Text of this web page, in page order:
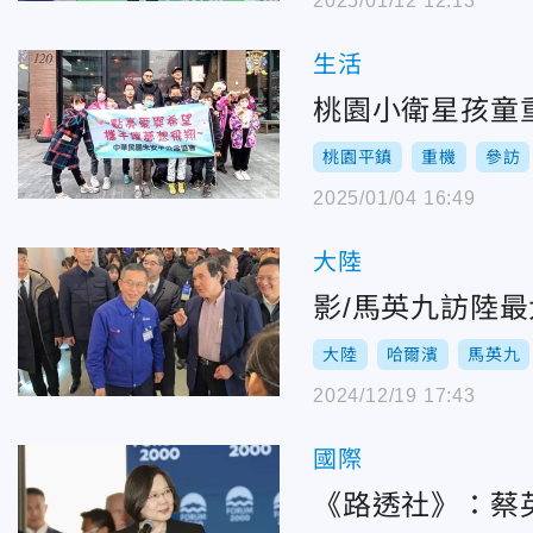
生活
桃園小衛星孩
桃園平鎮 重機 參訪
2025/01/04 16:49
大陸
影/馬英九訪陸
大陸 哈爾濱 馬英九
2024/12/19 17:43
國際
《路透社》：